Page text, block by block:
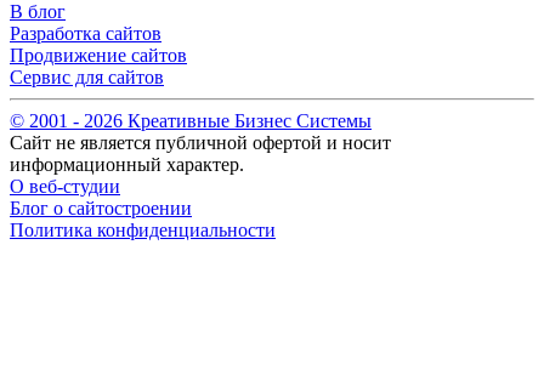
В блог
Разработка сайтов
Продвижение сайтов
Сервис для сайтов
© 2001 - 2026 Креативные Бизнес Системы
Сайт не является публичной офертой и носит
информационный характер.
О веб-студии
Блог о сайтостроении
Политика конфиденциальности